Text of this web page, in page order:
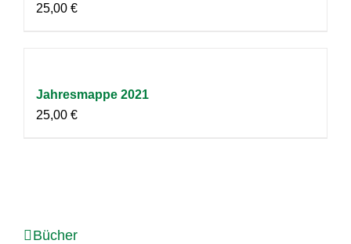
25,00 €
Jahresmappe 2021
25,00 €
Bücher